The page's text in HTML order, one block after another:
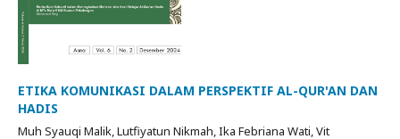
ETIKA KOMUNIKASI DALAM PERSPEKTIF AL-QUR'AN DAN
HADIS
Muh Syauqi Malik, Lutfiyatun Nikmah, Ika Febriana Wati, Vit